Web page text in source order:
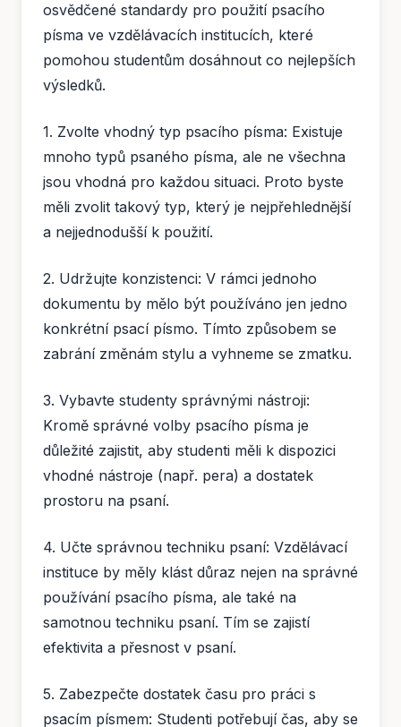
osvědčené standardy pro použití psacího
písma ve vzdělávacích institucích, které
pomohou studentům dosáhnout co nejlepších
výsledků.
1. Zvolte vhodný typ psacího písma: Existuje
mnoho typů psaného písma, ale ne všechna
jsou vhodná pro každou situaci. Proto byste
měli zvolit takový typ, který je nejpřehlednější
a nejjednodušší k použití.
2. Udržujte konzistenci: V rámci jednoho
dokumentu by mělo být používáno jen jedno
konkrétní psací písmo. Tímto způsobem se
zabrání změnám stylu a vyhneme se zmatku.
3. Vybavte studenty správnými nástroji:
Kromě správné volby psacího písma je
důležité zajistit, aby studenti měli k dispozici
vhodné nástroje (např. pera) a dostatek
prostoru na psaní.
4. Učte správnou techniku psaní: Vzdělávací
instituce by měly klást důraz nejen na správné
používání psacího písma, ale také na
samotnou techniku psaní. Tím se zajistí
efektivita a přesnost v psaní.
5. Zabezpečte dostatek času pro práci s
psacím písmem: Studenti potřebují čas, aby se